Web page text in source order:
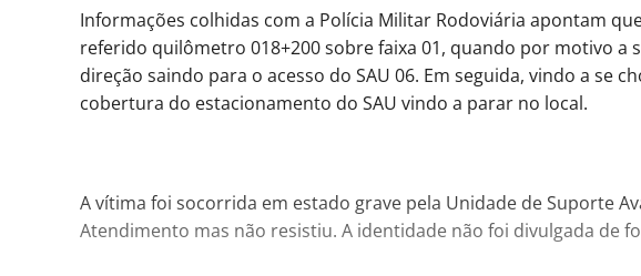
Informações colhidas com a Polícia Militar Rodoviária apontam
referido quilômetro 018+200 sobre faixa 01, quando por motivo a
direção saindo para o acesso do SAU 06. Em seguida, vindo a se
cobertura do estacionamento do SAU vindo a parar no local.
A vítima foi socorrida em estado grave pela Unidade de Suporte
Atendimento mas não resistiu. A identidade não foi divulgada de